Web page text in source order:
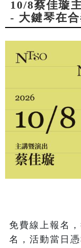
10/8蔡佳璇
- 大鍵琴在合
免費線上報名
名，活動當日